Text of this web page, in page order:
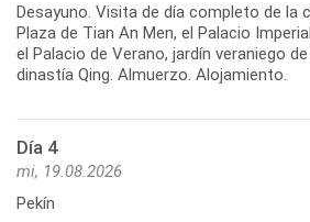
Desayuno. Visita de día completo de la
Plaza de Tian An Men, el Palacio
el Palacio de Verano, jardín veraniego
Día 4
mi, 19.08.2026
Pekín